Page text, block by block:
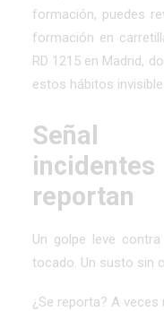
formación, puedes
formación en
RD 1215 en Madrid,
estos hábitos
Señal
reportan
Un golpe leve
tocado. Un susto sin
¿Se reporta? A veces